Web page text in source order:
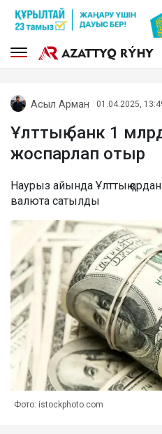
Асыл Арман 01.04.2025,
Ұлттық банк 1
жоспарлап отыр
Наурыз айында Ұлттық
валюта сатылды
Фото: istockphoto.com